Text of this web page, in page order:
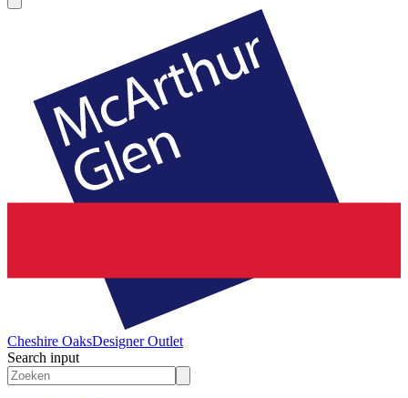
Cheshire OaksDesigner Outlet
Search input